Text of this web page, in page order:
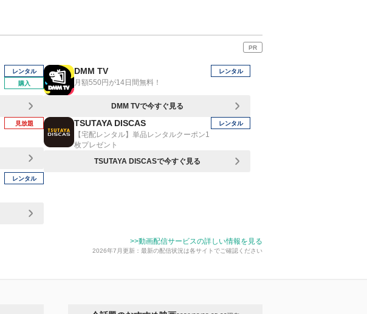
PR
レンタル
購入
DMM TV
月額550円が14日間無料！
レンタル
DMM TVで今すぐ見る
見放題 TSUTAYA DISCAS
【宅配レンタル】単品レンタルクーポン1
枚プレゼント
レンタル
TSUTAYA DISCASで今すぐ見る
レンタル
>>動画配信サービスの詳しい情報を見る
2026年7月更新：最新の配信状況は各サイトでご確認ください